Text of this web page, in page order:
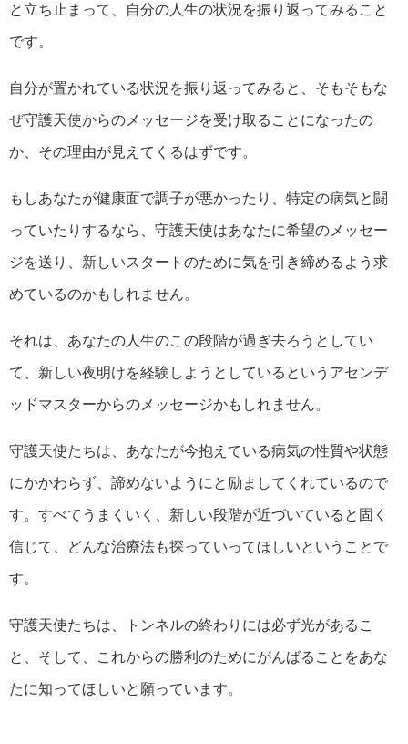
と立ち止まって、自分の人生の状況を振り返ってみること
です。
自分が置かれている状況を振り返ってみると、そもそもな
ぜ守護天使からのメッセージを受け取ることになったの
か、その理由が見えてくるはずです。
もしあなたが健康面で調子が悪かったり、特定の病気と闘
っていたりするなら、守護天使はあなたに希望のメッセー
ジを送り、新しいスタートのために気を引き締めるよう求
めているのかもしれません。
それは、あなたの人生のこの段階が過ぎ去ろうとしてい
て、新しい夜明けを経験しようとしているというアセンデ
ッドマスターからのメッセージかもしれません。
守護天使たちは、あなたが今抱えている病気の性質や状態
にかかわらず、諦めないようにと励ましてくれているので
す。すべてうまくいく、新しい段階が近づいていると固く
信じて、どんな治療法も探っていってほしいということで
す。
守護天使たちは、トンネルの終わりには必ず光があるこ
と、そして、これからの勝利のためにがんばることをあな
たに知ってほしいと願っています。